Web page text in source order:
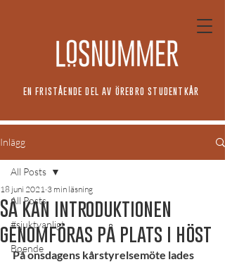
EN FRISTÅENDE DEL AV ÖREBRO STUDENTKÅR
Inlägg
All Posts
#sjuktvanligt
Boende
All Posts
Så kan introduktionen
genomföras på plats i höst
18 juni 2021 3 min läsning
På onsdagens kårstyrelsemöte lades